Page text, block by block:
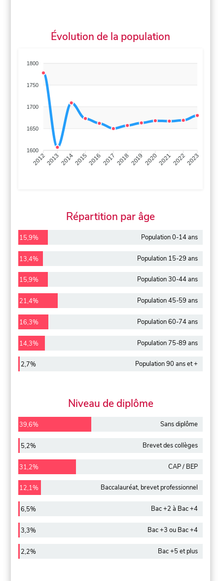
Évolution de la population
1800
1750
1700
1650
1600
201220132014201520162017 20182019 2020202120222023
Répartition par âge
15,9% Population 0-14 ans
13,4% Population 15-29 ans
15,9% Population 30-44 ans
21,4% Population 45-59 ans
16,3% Population 60-74 ans
14,3% Population 75-89 ans
2,7% Population 90 ans et +
Niveau de diplôme
39,6% Sans diplôme
5,2% Brevet des collèges
31,2% CAP / BEP
12,1% Baccalauréat, brevet professionnel
6,5% Bac +2 à Bac +4
3,3% Bac +3 ou Bac +4
2,2% Bac +5 et plus